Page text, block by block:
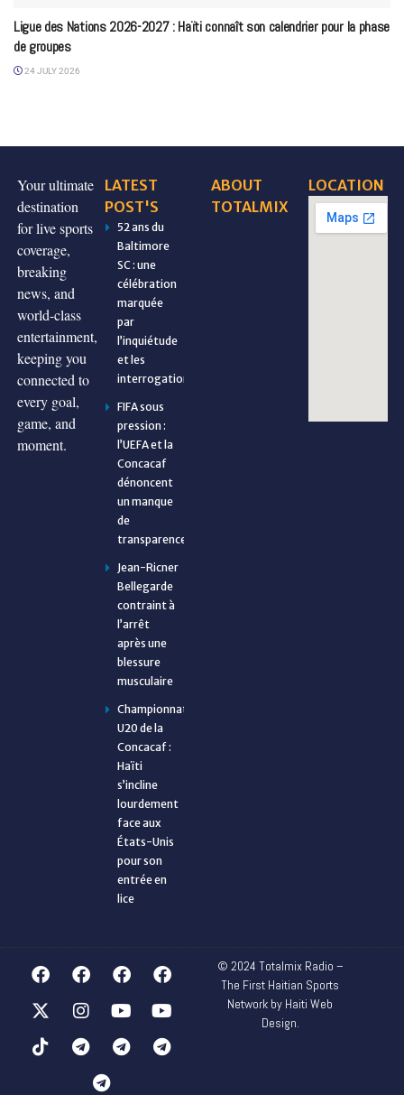
Ligue des Nations 2026-2027 : Haïti connaît son calendrier pour la phase
de groupes
24 JULY 2026
Your ultimate
destination
for live sports
coverage,
breaking
news, and
world-class
entertainment,
keeping you
connected to
every goal,
game, and
moment.
LATEST
POST'S
52 ans du
Baltimore
SC : une
célébration
marquée
par
l’inquiétude
et les
interrogations
FIFA sous
pression :
l’UEFA et la
Concacaf
dénoncent
un manque
de
transparence
Jean-Ricner
Bellegarde
contraint à
l’arrêt
après une
blessure
musculaire
Championnat
U20 de la
Concacaf :
Haïti
s’incline
lourdement
face aux
États-Unis
pour son
entrée en
lice
ABOUT
TOTALMIX
LOCATION
© 2024 Totalmix Radio –
The First Haitian Sports
Network by Haiti Web
Design.